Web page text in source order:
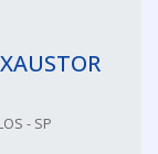
- SP